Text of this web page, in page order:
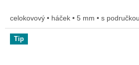
celokovový • háček • 5 mm • s
Tip